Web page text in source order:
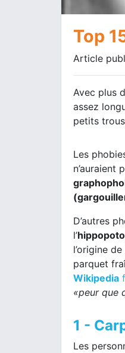
Top
Article
Avec plus
assez
petits
Les
n’auraient
D’autres
l’
l’origine de
parquet
Wikipedia
«peur que
1 -
Les